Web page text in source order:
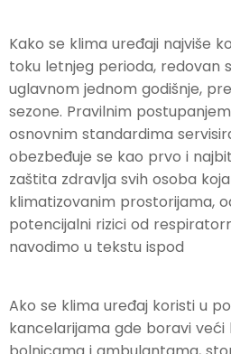
Kako se klima uređaji najviše
toku letnjeg perioda, redovan
uglavnom jednom godišnje,
sezone. Pravilnim
osnovnim standardima
obezbeđuje se kao prvo i
zaštita zdravlja svih osoba
klimatizovanim prostorijama,
potencijalni rizici od
navodimo u tekstu ispod
Ako se klima uređaj koristi u
kancelarijama gde boravi veći